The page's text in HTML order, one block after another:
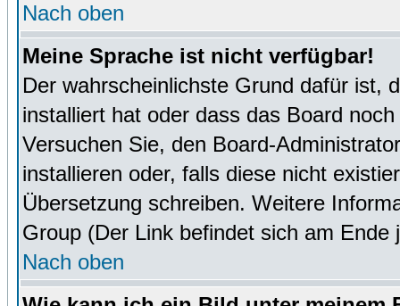
Nach oben
Meine Sprache ist nicht verfügbar!
Der wahrscheinlichste Grund dafür ist,
installiert hat oder dass das Board
Versuchen Sie, den Board-
installieren oder, falls diese nicht
Übersetzung schreiben. Weitere
Group (Der Link befindet sich am Ende
Nach oben